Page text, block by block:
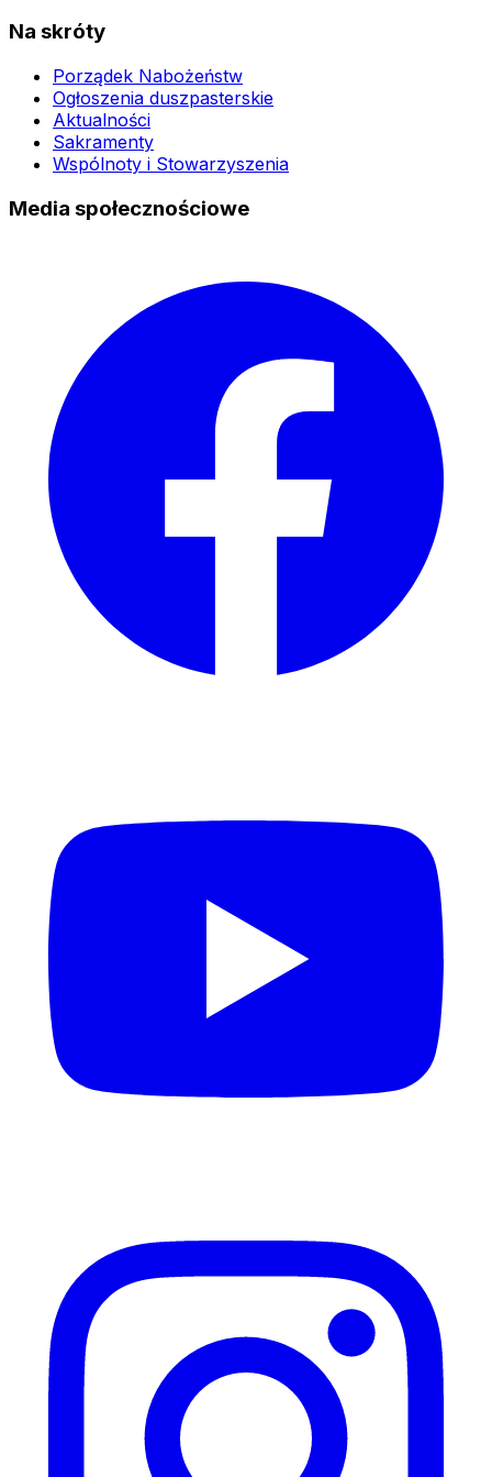
Na skróty
Porządek Nabożeństw
Ogłoszenia duszpasterskie
Aktualności
Sakramenty
Wspólnoty i Stowarzyszenia
Media społecznościowe